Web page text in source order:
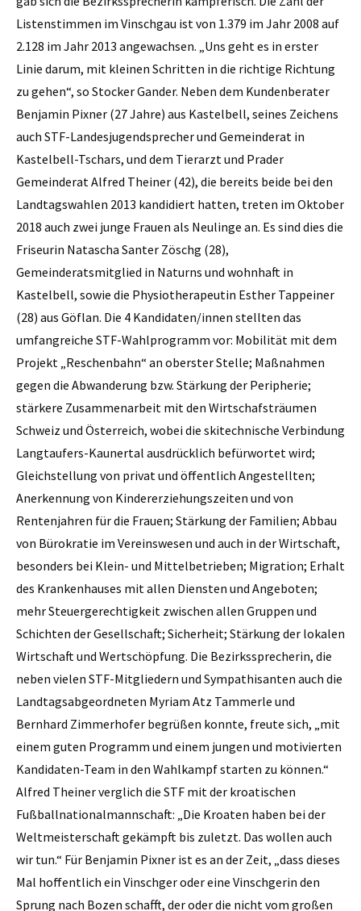
Listenstimmen im Vinschgau ist von 1.379 im Jahr 2008 auf
2.128 im Jahr 2013 angewachsen. „Uns geht es in erster
Linie darum, mit kleinen Schritten in die richtige Richtung
zu gehen“, so Stocker Gander. Neben dem Kundenberater
Benjamin Pixner (27 Jahre) aus Kastelbell, seines Zeichens
auch STF-Landesjugendsprecher und Gemeinderat in
Kastelbell-Tschars, und dem Tierarzt und Prader
Gemeinderat Alfred Theiner (42), die bereits beide bei den
Landtagswahlen 2013 kandidiert hatten, treten im Oktober
2018 auch zwei junge Frauen als Neulinge an. Es sind dies die
Friseurin Natascha Santer Zöschg (28),
Gemeinderatsmitglied in Naturns und wohnhaft in
Kastelbell, sowie die Physiotherapeutin Esther Tappeiner
(28) aus Göflan. Die 4 Kandidaten/innen stellten das
umfangreiche STF-Wahlprogramm vor: Mobilität mit dem
Projekt „Reschenbahn“ an oberster Stelle; Maßnahmen
gegen die Abwanderung bzw. Stärkung der Peripherie;
stärkere Zusammenarbeit mit den Wirtschafsträumen
Schweiz und Österreich, wobei die skitechnische Verbindung
Langtaufers-Kaunertal ausdrücklich befürwortet wird;
Gleichstellung von privat und öffentlich Angestellten;
Anerkennung von Kindererziehungszeiten und von
Rentenjahren für die Frauen; Stärkung der Familien; Abbau
von Bürokratie im Vereinswesen und auch in der Wirtschaft,
besonders bei Klein- und Mittelbetrieben; Migration; Erhalt
des Krankenhauses mit allen Diensten und Angeboten;
mehr Steuergerechtigkeit zwischen allen Gruppen und
Schichten der Gesellschaft; Sicherheit; Stärkung der lokalen
Wirtschaft und Wertschöpfung. Die Bezirkssprecherin, die
neben vielen STF-Mitgliedern und Sympathisanten auch die
Landtagsabgeordneten Myriam Atz Tammerle und
Bernhard Zimmerhofer begrüßen konnte, freute sich, „mit
einem guten Programm und einem jungen und motivierten
Kandidaten-Team in den Wahlkampf starten zu können.“
Alfred Theiner verglich die STF mit der kroatischen
Fußballnationalmannschaft: „Die Kroaten haben bei der
Weltmeisterschaft gekämpft bis zuletzt. Das wollen auch
wir tun.“ Für Benjamin Pixner ist es an der Zeit, „dass dieses
Mal hoffentlich ein Vinschger oder eine Vinschgerin den
Sprung nach Bozen schafft, der oder die nicht vom großen